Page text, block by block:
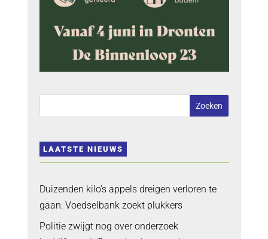
LAATSTE NIEUWS
Duizenden kilo’s appels dreigen verloren te
gaan: Voedselbank zoekt plukkers
Politie zwijgt nog over onderzoek